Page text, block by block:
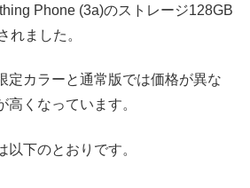
Phone (3a)のストレージ128GB
れました。
定カラーと通常版では価格が異な
高くなっています。
以下のとおりです。